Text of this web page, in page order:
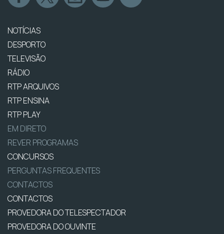
NOTÍCIAS
DESPORTO
TELEVISÃO
RÁDIO
RTP ARQUIVOS
RTP ENSINA
RTP PLAY
EM DIRETO
REVER PROGRAMAS
CONCURSOS
PERGUNTAS FREQUENTES
CONTACTOS
CONTACTOS
PROVEDORA DO TELESPECTADOR
PROVEDORA DO OUVINTE